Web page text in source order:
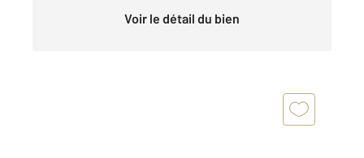
Voir le détail du bien